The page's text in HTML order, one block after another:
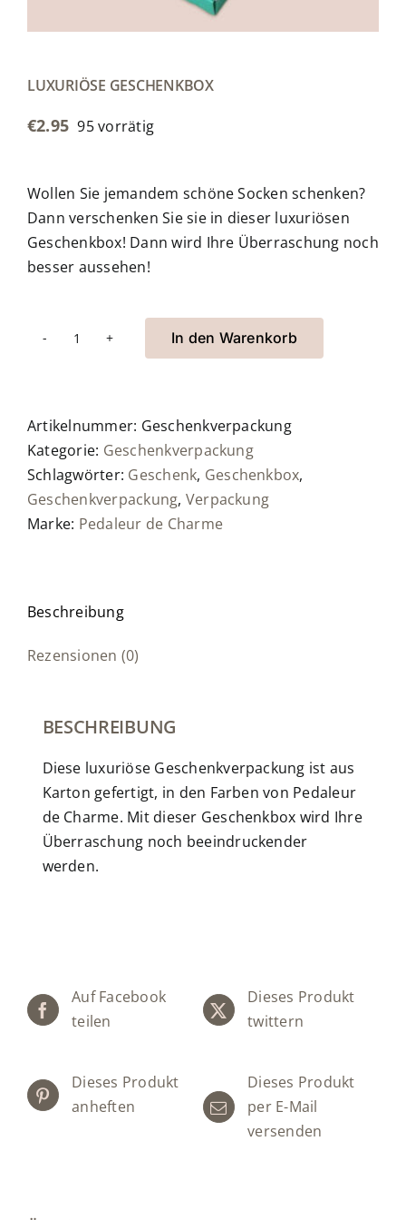
LUXURIÖSE GESCHENKBOX
€2.95 95 vorrätig
Wollen Sie jemandem schöne Socken schenken?
Dann verschenken Sie sie in dieser luxuriösen
Geschenkbox! Dann wird Ihre Überraschung noch
besser aussehen!
Luxe
In den Warenkorb
Artikelnummer: Geschenkverpackung
Kategorie: Geschenkverpackung
Schlagwörter: Geschenk, Geschenkbox,
Geschenkverpackung, Verpackung
Marke: Pedaleur de Charme
Beschreibung
Rezensionen (0)
BESCHREIBUNG
Diese luxuriöse Geschenkverpackung ist aus
Karton gefertigt, in den Farben von Pedaleur
de Charme. Mit dieser Geschenkbox wird Ihre
Überraschung noch beeindruckender
werden.
Auf Facebook
teilen
Dieses Produkt
twittern
Dieses Produkt
anheften
Dieses Produkt
per E-Mail
versenden